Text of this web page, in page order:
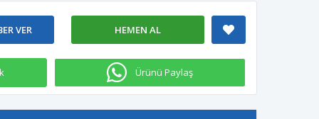
HEMEN AL
VER
Ürünü Paylaş